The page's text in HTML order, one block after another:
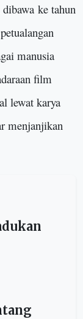
dibawa ke tahun
manusia
film
lewat karya
menjanjikan